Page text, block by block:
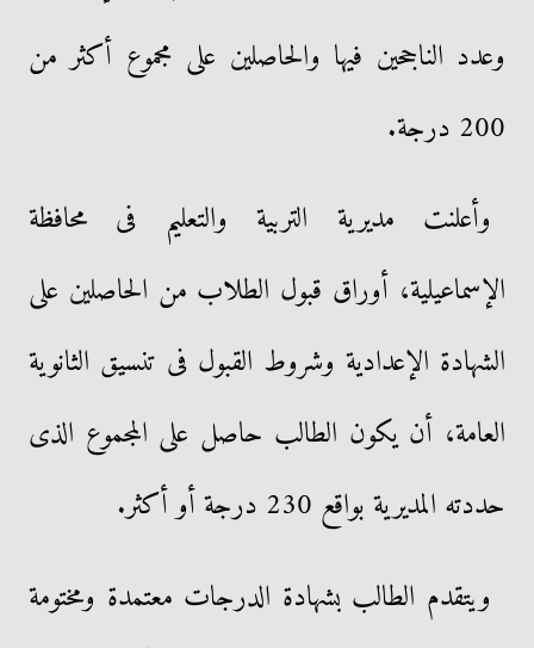
وعدد الناجحين فيها والحاصلين على مجموع أكثر من
200 درجة.
وأعلنت مديرية التربية والتعليم فى محافظة
الإسماعيلية، أوراق قبول الطلاب من الحاصلين على
الشهادة الإعدادية وشروط القبول فى تنسيق الثانوية
العامة، أن يكون الطالب حاصل على المجموع الذى
حددته المديرية بواقع 230 درجة أو أكثر.
ويتقدم الطالب بشهادة الدرجات معتمدة ومختومة